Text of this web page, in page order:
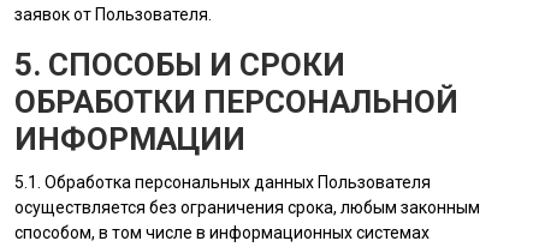
заявок от Пользователя
5. СПОСОБЫ И СРОКИ
ОБРАБОТКИ ПЕРСОНАЛЬНОЙ
ИНФОРМАЦИИ
5.1. Обработка персональных данных Пользователя
осуществляется без ограничения срока, любым законным
способом, в том числе в информационных системах